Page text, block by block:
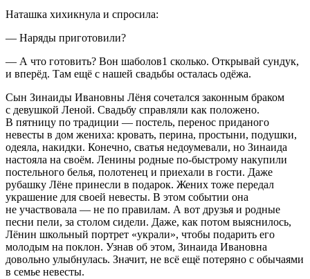
Наташка хихикнула и спросила:
— Наряды приготовили?
— А что готовить? Вон шаболов1 сколько. Открывай сундук,
и вперёд. Там ещё с нашей свадьбы осталась одёжа.
Сын Зинаиды Ивановны Лёня сочетался законным браком
с девушкой Леной. Свадьбу справляли как положено.
В пятницу по традиции — постель, перенос приданого
невесты в дом жениха: кровать, перина, простыни, подушки,
одеяла, накидки. Конечно, сватья недоумевали, но Зинаида
настояла на своём. Ленины родные по-быстрому накупили
постельного белья, полотенец и приехали в гости. Даже
рубашку Лёне принесли в подарок. Жених тоже передал
украшение для своей невесты. В этом событии она
не участвовала — не по правилам. А вот друзья и родные
песни пели, за столом сидели. Даже, как потом выяснилось,
Лёнин школьный портрет «украли», чтобы подарить его
молодым на поклон. Узнав об этом, Зинаида Ивановна
довольно улыбнулась. Значит, не всё ещё потеряно с обычаями
в семье невесты.